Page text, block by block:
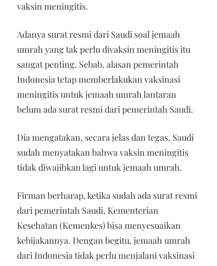
vaksin meningitis.
Adanya surat resmi dari Saudi soal jemaah
umrah yang tak perlu divaksin meningitis itu
sangat penting. Sebab, alasan pemerintah
Indonesia tetap memberlakukan vaksinasi
meningitis untuk jemaah umrah lantaran
belum ada surat resmi dari pemerintah Saudi.
Dia mengatakan, secara jelas dan tegas, Saudi
sudah menyatakan bahwa vaksin meningitis
tidak diwajibkan lagi untuk jemaah umrah.
Firman berharap, ketika sudah ada surat resmi
dari pemerintah Saudi, Kementerian
Kesehatan (Kemenkes) bisa menyesuaikan
kebijakannya. Dengan begitu, jemaah umrah
dari Indonesia tidak perlu menjalani vaksinasi